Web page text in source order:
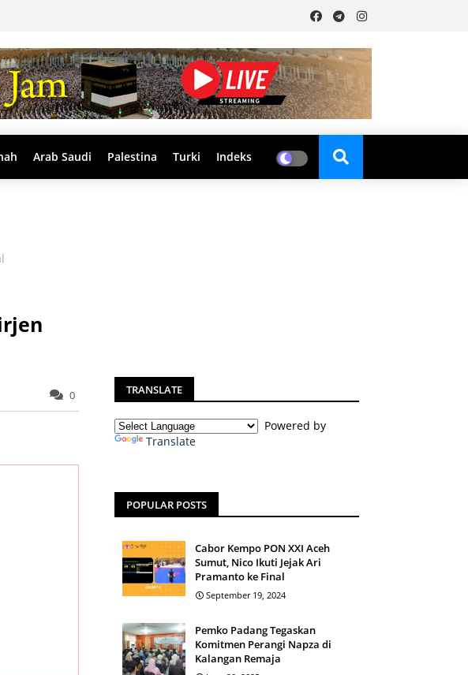
Arab Saudi Palestina Turki Indeks
0 TRANSLATE
Powered by
Translate
POPULAR POSTS
Cabor Kempo PON XXI Aceh
Sumut, Nico Ikuti Jejak Ari
Pramanto ke Final
September 19, 2024
Pemko Padang Tegaskan
Komitmen Perangi Napza di
Kalangan Remaja